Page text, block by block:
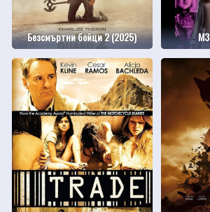
Безсмъртни бойци 2 (2025)